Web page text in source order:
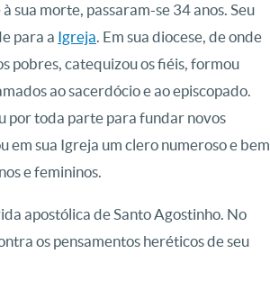
sua morte, passaram-se 34 anos. Seu
para a Igreja. Em sua diocese, de onde
pobres, catequizou os fiéis, formou
ao sacerdócio e ao episcopado.
por toda parte para fundar novos
sua Igreja um clero numeroso e bem
e femininos.
apostólica de Santo Agostinho. No
os pensamentos heréticos de seu